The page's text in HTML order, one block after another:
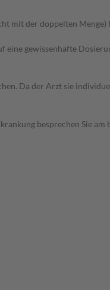
mit der doppelten Menge)
gewissenhafte
Da der Arzt sie
besprechen Sie